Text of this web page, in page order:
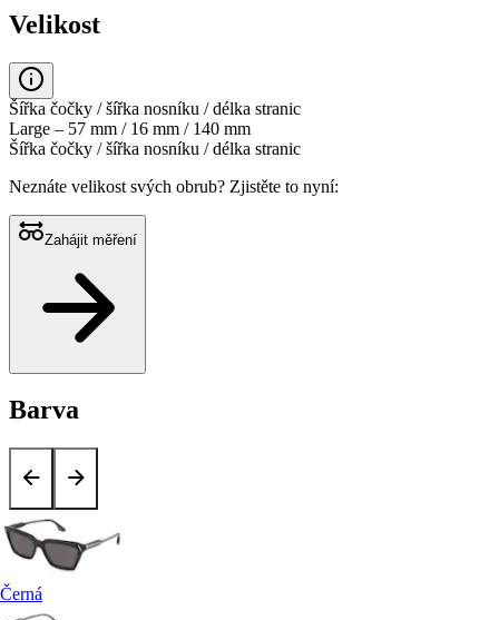
Velikost
Šířka čočky / šířka nosníku / délka stranic
Large – 57 mm / 16 mm / 140 mm
Šířka čočky / šířka nosníku / délka stranic
Neznáte velikost svých obrub? Zjistěte to nyní:
Zahájit měření
Barva
Černá